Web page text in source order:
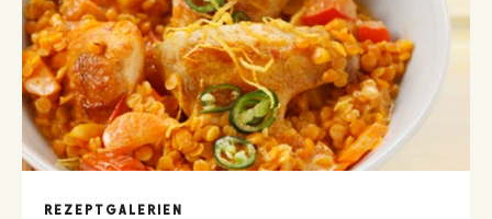
REZEPTGALERIEN